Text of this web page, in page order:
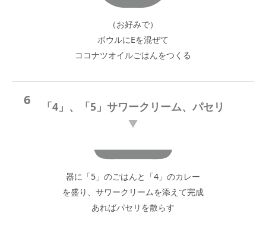
（お好みで）
ボウルにEを混ぜて
ココナツオイルごはんをつくる
6 「4」、「5」サワークリーム、パセリ
器に「5」のごはんと「4」のカレー
を盛り、サワークリームを添えて完成
あればパセリを散らす